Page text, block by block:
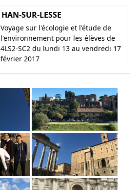
HAN-SUR-LESSE
Voyage sur l'écologie et l'étude de
l'environnement pour les élèves de
4LS2-SC2 du lundi 13 au vendredi 17
février 2017